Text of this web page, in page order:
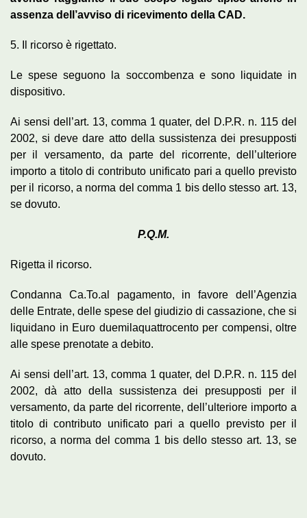
assenza dell’avviso di ricevimento della CAD.
5. Il ricorso è rigettato.
Le spese seguono la soccombenza e sono liquidate in
dispositivo.
Ai sensi dell’art. 13, comma 1 quater, del D.P.R. n. 115 del
2002, si deve dare atto della sussistenza dei presupposti
per il versamento, da parte del ricorrente, dell’ulteriore
importo a titolo di contributo unificato pari a quello previsto
per il ricorso, a norma del comma 1 bis dello stesso art. 13,
se dovuto.
P.Q.M.
Rigetta il ricorso.
Condanna Ca.To.al pagamento, in favore dell’Agenzia
delle Entrate, delle spese del giudizio di cassazione, che si
liquidano in Euro duemilaquattrocento per compensi, oltre
alle spese prenotate a debito.
Ai sensi dell’art. 13, comma 1 quater, del D.P.R. n. 115 del
2002, dà atto della sussistenza dei presupposti per il
versamento, da parte del ricorrente, dell’ulteriore importo a
titolo di contributo unificato pari a quello previsto per il
ricorso, a norma del comma 1 bis dello stesso art. 13, se
dovuto.